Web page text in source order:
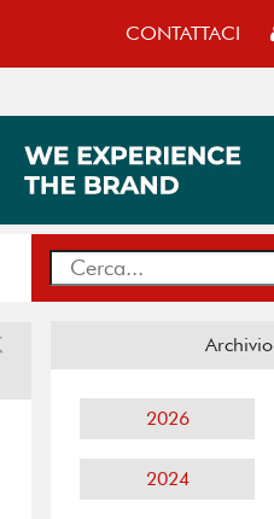
CONTATTACI
Archivio
2026
2024